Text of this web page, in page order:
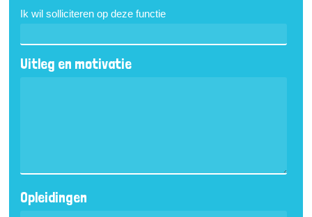
Ik wil solliciteren op deze functie
Uitleg en motivatie
Opleidingen